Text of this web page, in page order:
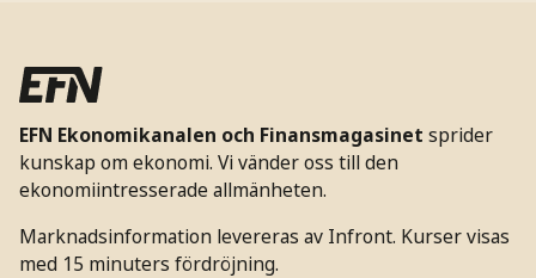
EFN Ekonomikanalen och Finansmagasinet sprider
kunskap om ekonomi. Vi vänder oss till den
ekonomiintresserade allmänheten.
Marknadsinformation levereras av Infront. Kurser visas
med 15 minuters fördröjning.